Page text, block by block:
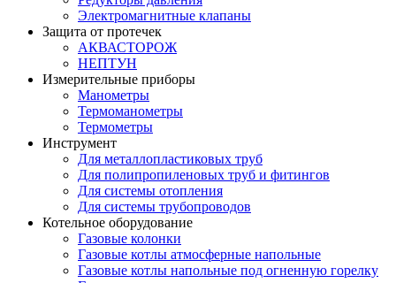
Электромагнитные клапаны
Защита от протечек
АКВАСТОРОЖ
НЕПТУН
Измерительные приборы
Манометры
Термоманометры
Термометры
Инструмент
Для металлопластиковых труб
Для полипропиленовых труб и фитингов
Для системы отопления
Для системы трубопроводов
Котельное оборудование
Газовые колонки
Газовые котлы атмосферные напольные
Газовые котлы напольные под огненную горелку